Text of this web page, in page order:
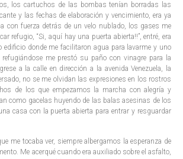
los cartuchos de las bombas tenían borradas las
y las fechas de elaboración y vencimiento, era ya
con fuerza detrás de un velo nublado, los gases me
refugio, “Si, aquí hay una puerta abierta!!”, entré, era
edificio donde me facilitaron agua para lavarme y uno
me prestó su paño con vinagre para la
a la calle en dirección a la avenida Venezuela, la
no se me olvidan las expresiones en los rostros
de los que empezamos la marcha con alegría y
como gacelas huyendo de las balas asesinas de los
casa con la puerta abierta para entrar y resguardar
me tocaba ver, siempre albergamos la esperanza de
Me acerqué cuando era auxiliado sobre el asfalto,